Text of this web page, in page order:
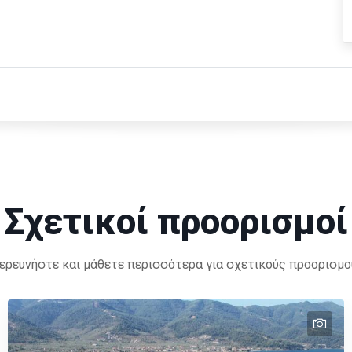
Σχετικοί προορισμοί
και μάθετε περισσότερα για σχετικούς
text